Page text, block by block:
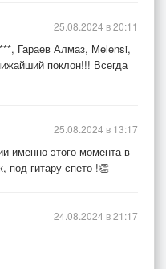
Гараев Алмаз, Melensi,
поклон!!! Всегда
25.08.2024 в 20:11
именно этого момента в
гитару спето !👏
25.08.2024 в 13:17
24.08.2024 в 21:17